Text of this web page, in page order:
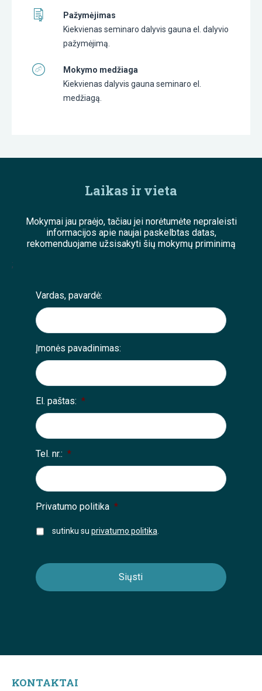
Pažymėjimas
Kiekvienas seminaro dalyvis gauna el. dalyvio
pažymėjimą.
Mokymo medžiaga
Kiekvienas dalyvis gauna seminaro el.
medžiagą.
Laikas ir vieta
Mokymai jau praėjo, tačiau jei norėtumėte nepraleisti
informacijos apie naujai paskelbtas datas,
rekomenduojame užsisakyti šių mokymų priminimą
;
Vardas, pavardė:
Įmonės pavadinimas:
El. paštas: *
Tel. nr.: *
Privatumo politika *
sutinku su privatumo politika
KONTAKTAI